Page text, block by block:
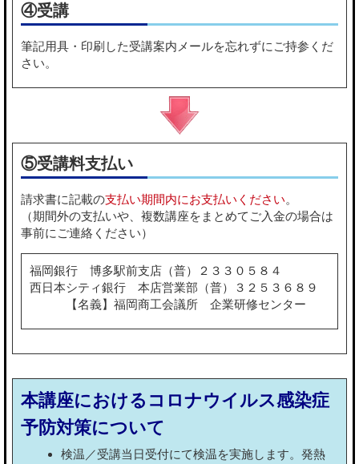
④受講
筆記用具・印刷した受講案内メールを忘れずにご持参くだ
さい。
⑤受講料支払い
請求書に記載の支払い期間内にお支払いください。
（期間外の支払いや、複数講座をまとめてご入金の場合は
事前にご連絡ください）
福岡銀行 博多駅前支店（普）２３３０５８４
西日本シティ銀行 本店営業部（普）３２５３６８９
【名義】福岡商工会議所 企業研修センター
本講座におけるコロナウイルス感染症
予防対策について
検温／受講当日受付にて検温を実施します。発熱